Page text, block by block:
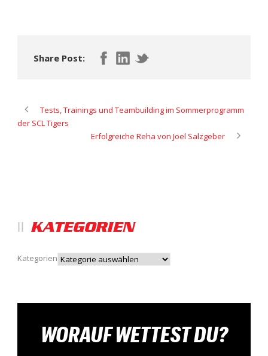
Share Post:
Tests, Trainings und Teambuilding im Sommerprogramm
der SCL Tigers
Erfolgreiche Reha von Joel Salzgeber
KATEGORIEN
Kategorien